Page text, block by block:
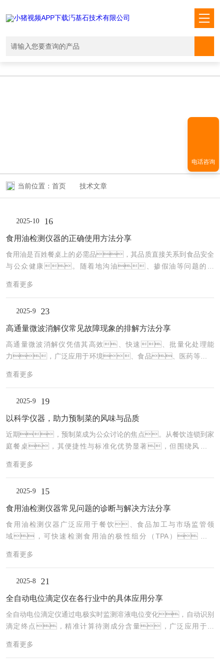
当前位置： 首页 技术文章
2025-10 16
食用油检测仪器的正确使用方法分享
食用油是百姓餐桌上的必需品，其品质直接关系到食品安全
与公众健康。随着地沟油、掺假油等问题的出
析的“智慧之眼”，可快速、准确地检测酸
素、农药残留等关键指标。掌握食用油检测仪
器的正确使用方法，是确保检测结果科学、公
器校准将仪器置于平稳、干燥、无强光直射的实验台
上，避免振动与电磁干扰。开机预热至规定时间（如
30分钟），确保光源、传感器等部件稳定。使用
查看更多
2025-9 23
高通量微波消解仪常见故障现象的排解方法分享
高通量微波消解仪凭借其高效、快速、批量化处理能
力，广泛应用于环境、食品、医药等领域
境下，仪器常出现消解不全、程序中断、泄漏
法，是保障实验安全与数据准确的关键。问题一：消
解罐无法密封或运行中泄漏这是最常见且危险的问题。首要检
形、开裂或老化；检查密封盖的O型圈是否破
损、扭曲或有杂质。每次使用后必须清洁O型圈
沟槽，涂抹专用硅脂润滑。...
查看更多
2025-9 19
以科学仪器，助力预制菜的风味与品质
近期，预制菜成为公众讨论的焦点。从餐饮连锁到家
庭餐桌，其便捷性与标准化优势显著，但围绕风味还
率与传统锅气看似矛盾的背后，科学分析与精准检测也是破
风味设计到加工制作、品质控制等流程的分析检测仪器与解
决方案，为预制菜的风味优化、品质合规与成分鉴定
食品风味分析不仅对保持和提升预制菜等食品品质至关重要，
而且对满足消费者的感官体验和推动食品科学的发...
查看更多
2025-9 15
食用油检测仪器常见问题的诊断与解决方法分享
食用油检测仪器广泛应用于餐饮、食品加工与市场监管领
域，可快速检测食用油的极性组分（TPA）、酸
热或重复使用。然而，在高温、油烟复杂的环境
异常、误报警或设备损坏。掌握食用油检测仪器常
见问题的诊断与解决方法，是确保其结果可信的关键。
期使用后，油污、碳化物附着在传感器表
面，影响热传导与电化学响应。应立即停
机，用专用清洁布蘸取无水乙醇反复擦拭探头，直...
查看更多
2025-8 21
全自动电位滴定仪在各行业中的具体应用分享
全自动电位滴定仪通过电极实时监测溶液电位变化，自动识别
滴定终点，精准计算待测成分含量，广泛应用于化
域，真正实现“滴”定万象，数据精准。
查看更多
电话咨询